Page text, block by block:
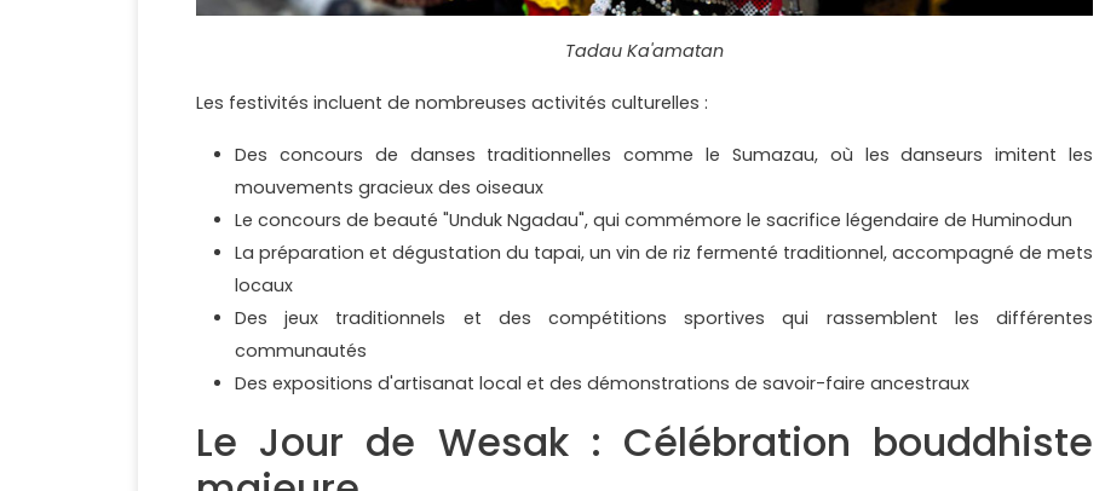
Tadau Ka'amatan
Les festivités incluent de nombreuses activités culturelles :
Des concours de danses traditionnelles comme le Sumazau, où les danseurs imitent les
mouvements gracieux des oiseaux
Le concours de beauté "Unduk Ngadau", qui commémore le sacrifice légendaire de Huminodun
La préparation et dégustation du tapai, un vin de riz fermenté traditionnel, accompagné de mets
locaux
Des jeux traditionnels et des compétitions sportives qui rassemblent les différentes
communautés
Des expositions d'artisanat local et des démonstrations de savoir-faire ancestraux
Le Jour de Wesak : Célébration bouddhiste